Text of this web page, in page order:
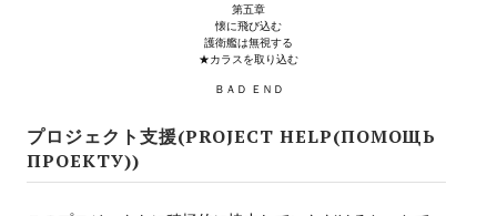
Manga List
第五章
懐に飛び込む
護衛艦は無視する
★カラスを取り込む
ＢＡＤ ＥＮＤ
プロジェクト支援(PROJECT HELP(ПОМОЩЬ
ПРОЕКТУ))